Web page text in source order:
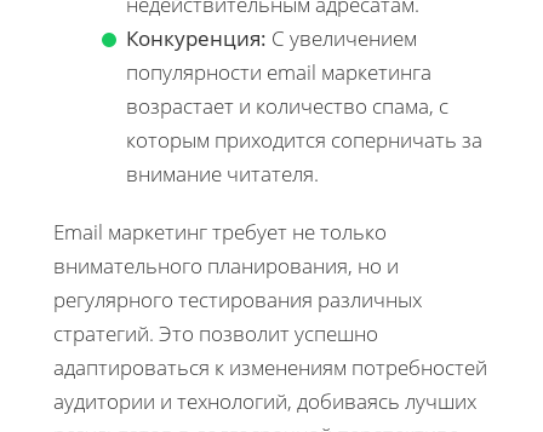
Конкуренция: С увеличением
популярности email маркетинга
возрастает и количество спама, с
которым приходится соперничать за
внимание читателя.
Email маркетинг требует не только
внимательного планирования, но и
регулярного тестирования различных
стратегий. Это позволит успешно
адаптироваться к изменениям потребностей
аудитории и технологий, добиваясь лучших